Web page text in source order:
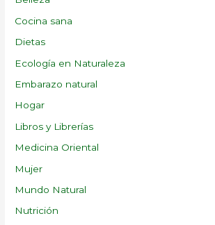
Cocina sana
Dietas
Ecología en Naturaleza
Embarazo natural
Hogar
Libros y Librerías
Medicina Oriental
Mujer
Mundo Natural
Nutrición